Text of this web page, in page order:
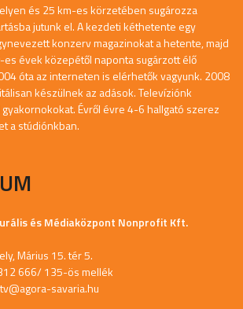
és 25 km-es körzetében sugározza
jutunk el. A kezdeti kéthetente egy
konzerv magazinokat a hetente, majd
évek közepétől naponta sugárzott élő
óta az interneten is elérhetők vagyunk. 2008
készülnek az adások. Televíziónk
Évről évre 4-6 hallgató szerez
a stúdiónkban.
és Médiaközpont Nonprofit Kft.
Márius 15. tér 5.
666/ 135-ös mellék
savaria.hu